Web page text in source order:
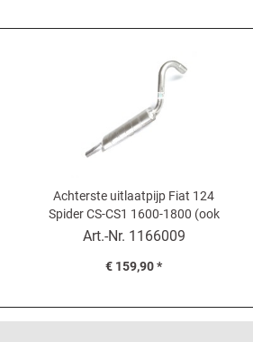
Achterste uitlaatpijp Fiat 124
Spider CS-CS1 1600-1800 (ook
2000) (72-75) - einddemper
Art.-Nr. 1166009
€ 159,90 *